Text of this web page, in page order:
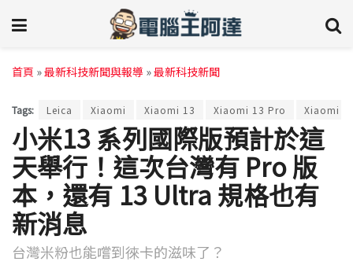
首頁 »最新科技新聞與報導 »最新科技新聞
Tags: Leica Xiaomi Xiaomi 13 Xiaomi 13 Pro Xiaomi
小米13 系列國際版預計於這
天舉行！這次台灣有 Pro 版
本，還有 13 Ultra 規格也有
新消息
台灣米粉也能嚐到徠卡的滋味了？